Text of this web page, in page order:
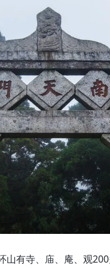
有寺、庙、庵、观